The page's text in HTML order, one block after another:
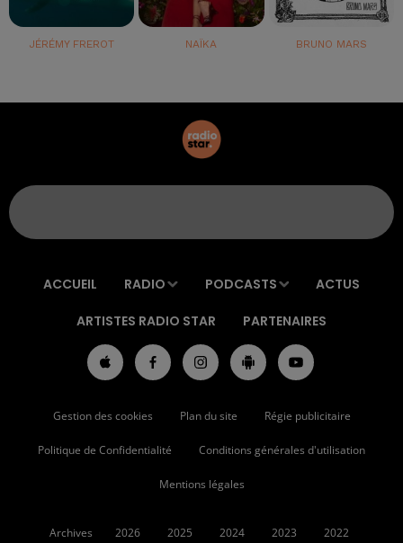
JÉRÉMY FREROT NAÏKA BRUNO MARS
ACCUEIL RADIO PODCASTS ACTUS
ARTISTES RADIO STAR PARTENAIRES
Gestion des cookies Plan du site Régie publicitaire
Politique de Confidentialité Conditions générales d'utilisation
Mentions légales
Archives 2026 2025 2024 2023 2022